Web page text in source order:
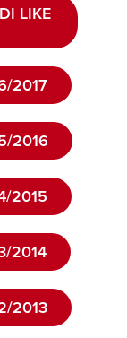
LIKE
2017
2016
2015
2014
2013